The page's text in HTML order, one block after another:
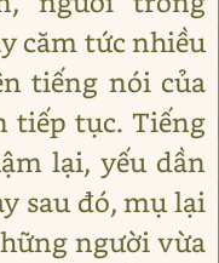
căm tức nhiều
tiếng nói của
tiếp tục. Tiếng
lại, yếu dần
sau đó, mụ lại
người vừa